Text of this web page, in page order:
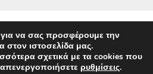
Προφίλ
Επικοινωνία
Omnisys
να σας προσφέρουμε την
στον ιστοσελίδα μας.
σχετικά με τα cookies που
ρυθμίσεις.